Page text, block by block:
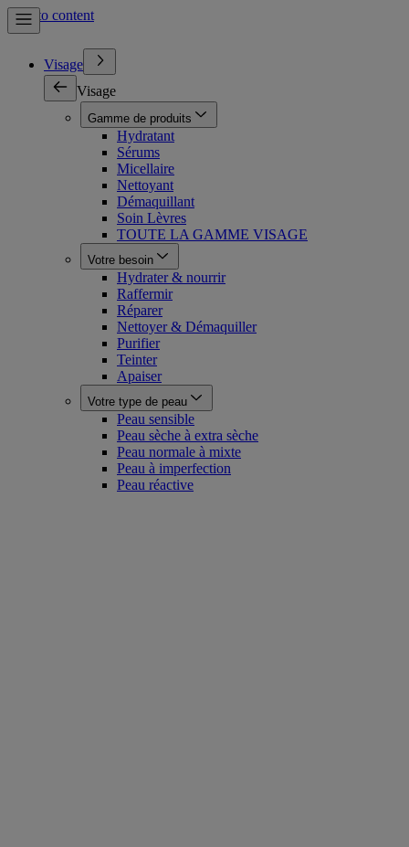
Skip to content
Visage
Visage
Gamme de produits
Hydratant
Sérums
Micellaire
Nettoyant
Démaquillant
Soin Lèvres
TOUTE LA GAMME VISAGE
Votre besoin
Hydrater & nourrir
Raffermir
Réparer
Nettoyer & Démaquiller
Purifier
Teinter
Apaiser
Votre type de peau
Peau sensible
Peau sèche à extra sèche
Peau normale à mixte
Peau à imperfection
Peau réactive